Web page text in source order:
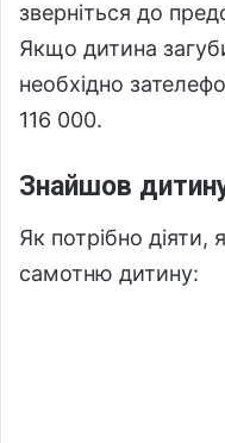
зверніться до
Якщо дитина
необхідно
116 000.
Знайшов
Як потрібно
самотню дитину: